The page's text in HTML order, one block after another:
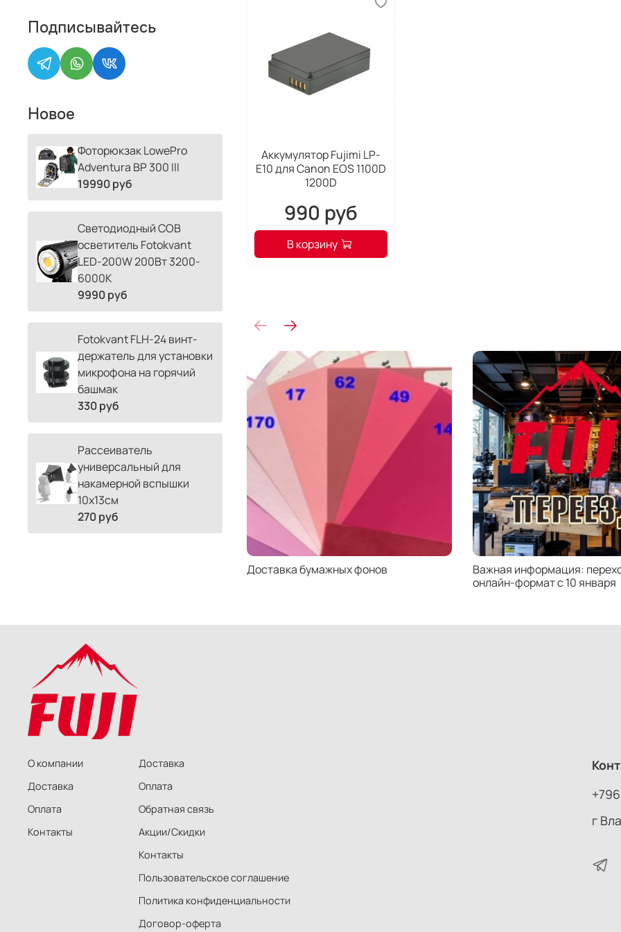
8.
SR-
C1
-
D/
L,
50 ,
Аккумулятор Fujimi LP-
E10 для Canon EOS 1100D
1200D
990 руб
В корзину
Доставка бумажных фонов
Важная информация:
онлайн-формат с 10 января
Подписывайтесь
Новое
Фоторюкзак LowePro
Adventura BP 300 III
19990 руб
Светодиодный COB
осветитель Fotokvant
LED-200W 200Вт 3200-
6000К
9990 руб
Fotokvant FLH-24 винт-
держатель для установки
микрофона на горячий
башмак
330 руб
Рассеиватель
универсальный для
накамерной вспышки
10х13см
270 руб
О компании
Доставка
Оплата
Контакты
Доставка
Оплата
Обратная связь
Акции/Скидки
Контакты
Пользовательское соглашение
Политика конфиденциальности
Договор-оферта
г